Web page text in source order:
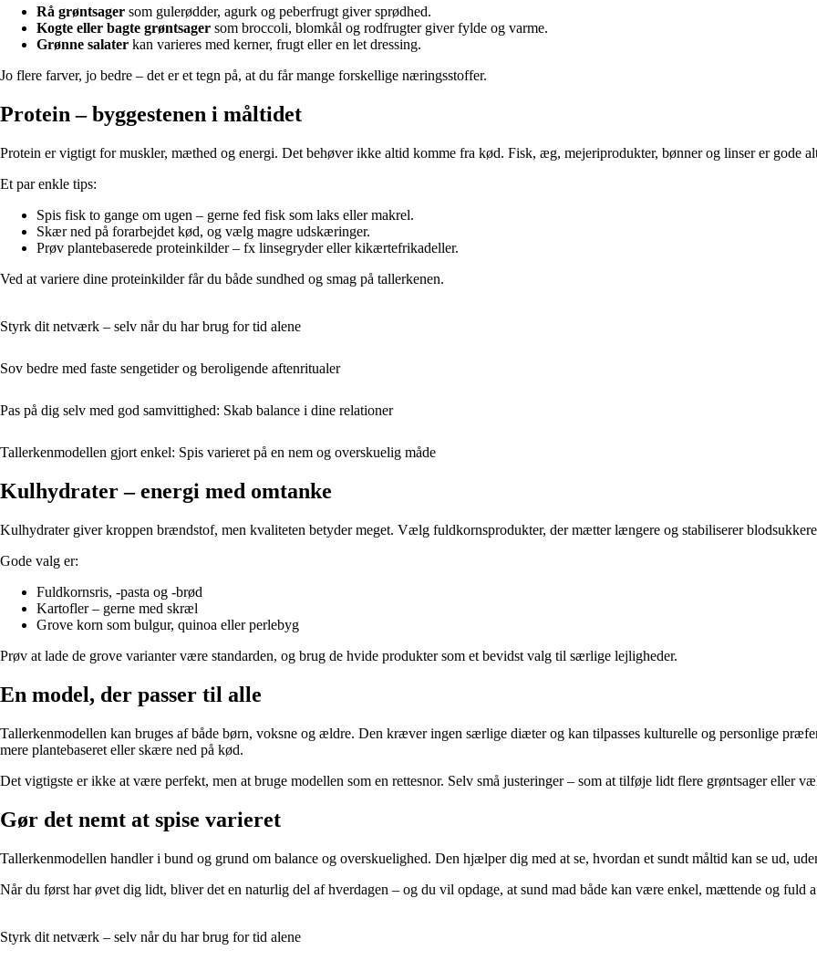
Rå grøntsager som gulerødder, agurk og peberfrugt giver sprødhed.
Kogte eller bagte grøntsager som broccoli, blomkål og rodfrugter giver fylde og varme.
Grønne salater kan varieres med kerner, frugt eller en let dressing.
Jo flere farver, jo bedre – det er et tegn på, at du får mange forskellige næringsstoffer.
Protein – byggestenen i måltidet
Protein er vigtigt for muskler, mæthed og energi. Det behøver ikke altid komme fra kød. Fisk, æg, mejeriprodukter, bønner og linser er gode
Et par enkle tips:
Spis fisk to gange om ugen – gerne fed fisk som laks eller makrel.
Skær ned på forarbejdet kød, og vælg magre udskæringer.
Prøv plantebaserede proteinkilder – fx linsegryder eller kikærtefrikadeller.
Ved at variere dine proteinkilder får du både sundhed og smag på tallerkenen.
Styrk dit netværk – selv når du har brug for tid alene
Sov bedre med faste sengetider og beroligende aftenritualer
Pas på dig selv med god samvittighed: Skab balance i dine relationer
Tallerkenmodellen gjort enkel: Spis varieret på en nem og overskuelig måde
Kulhydrater – energi med omtanke
Kulhydrater giver kroppen brændstof, men kvaliteten betyder meget. Vælg fuldkornsprodukter, der mætter længere og stabiliserer
Gode valg er:
Fuldkornsris, -pasta og -brød
Kartofler – gerne med skræl
Grove korn som bulgur, quinoa eller perlebyg
Prøv at lade de grove varianter være standarden, og brug de hvide produkter som et bevidst valg til særlige lejligheder.
En model, der passer til alle
Tallerkenmodellen kan bruges af både børn, voksne og ældre. Den kræver ingen særlige diæter og kan tilpasses kulturelle og personlige
mere plantebaseret eller skære ned på kød.
Det vigtigste er ikke at være perfekt, men at bruge modellen som en rettesnor. Selv små justeringer – som at tilføje lidt flere grøntsager eller
Gør det nemt at spise varieret
Tallerkenmodellen handler i bund og grund om balance og overskuelighed. Den hjælper dig med at se, hvordan et sundt måltid kan se ud,
Når du først har øvet dig lidt, bliver det en naturlig del af hverdagen – og du vil opdage, at sund mad både kan være enkel, mættende og fuld
Styrk dit netværk – selv når du har brug for tid alene